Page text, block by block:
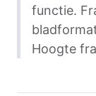
functie.
Hoogte